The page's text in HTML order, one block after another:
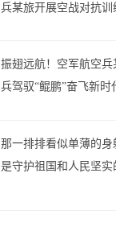
兵某旅开展空战对抗训
振翅远航！空军航空兵
兵驾驭“鲲鹏”奋飞新时
那一排排看似单薄的身
是守护祖国和人民坚实